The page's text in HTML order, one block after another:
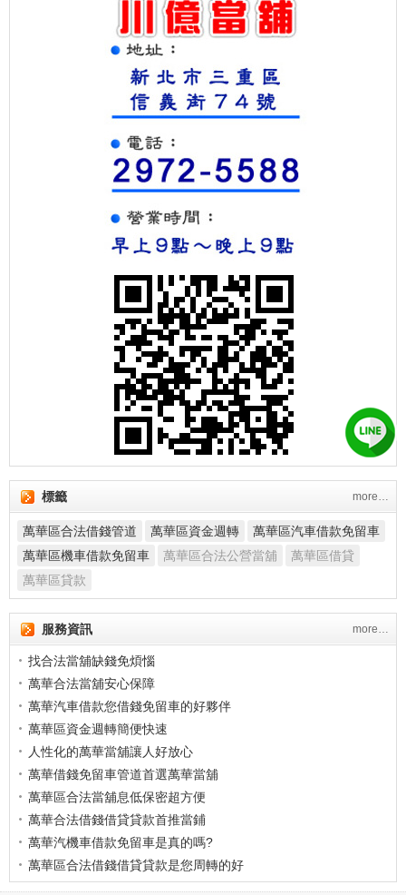
標籤 more…
萬華區合法借錢管道 萬華區資金週轉
萬華區汽車借款免留車
萬華區機車借款免留車
萬華區合法公營當舖
萬華區借貸
萬華區貸款
服務資訊 more…
萬華公營當舖正派經營網路評貨超高
萬華區合法當舖
找合法當舖缺錢免煩惱
萬華合法當舖安心保障
萬華汽車借款您借錢免留車的好夥伴
萬華區資金週轉簡便快速
人性化的萬華當舖讓人好放心
萬華借錢免留車管道首選萬華當舖
萬華區合法當舖息低保密超方便
萬華合法借錢借貸貸款首推當鋪
萬華汽機車借款免留車是真的嗎?
萬華區合法借錢借貸貸款是您周轉的好